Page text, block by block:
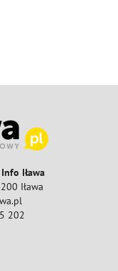
Iława
Iława
202